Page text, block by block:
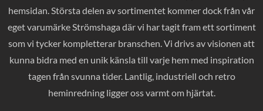
hemsidan. Största delen av sortimentet kommer dock från vår
eget varumärke Strömshaga där vi har tagit fram ett sortiment
som vi tycker kompletterar branschen. Vi drivs av visionen att
kunna bidra med en unik känsla till varje hem med inspiration
tagen från svunna tider. Lantlig, industriell och retro
heminredning ligger oss varmt om hjärtat.